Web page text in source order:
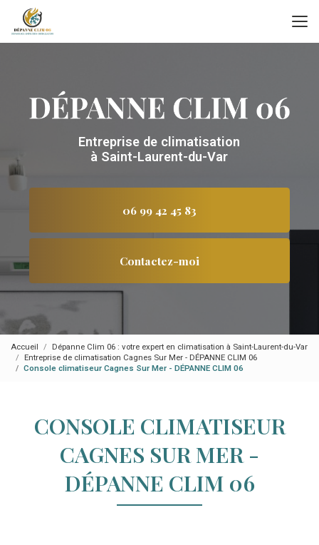
contenu
Entreprise de climatisation
à Saint-Laurent-du-Var
06 99 42 45 83
Contactez-moi
Accueil
Dépanne Clim 06 : votre expert en climatisation à Saint-Laurent-du-Var
Entreprise de climatisation Cagnes Sur Mer - DÉPANNE CLIM 06
Console climatiseur Cagnes Sur Mer - DÉPANNE CLIM 06
CONSOLE CLIMATISEUR
CAGNES SUR MER -
DÉPANNE CLIM 06